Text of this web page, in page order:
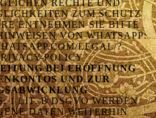
RECHTE UND
ZUM SCHUTZ
ENTNEHMEN SIE BITTE
VON WHATSAPP:
LEGAL/?
POLICY
BEI ERÖFFNUNG
UND ZUR
1 LIT. B DSGVO WERDEN P
DATEN WEITERHIN E